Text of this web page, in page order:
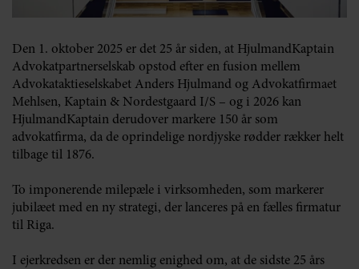
Den 1. oktober 2025 er det 25 år siden, at HjulmandKaptain
Advokatpartnerselskab opstod efter en fusion mellem
Advokataktieselskabet Anders Hjulmand og Advokatfirmaet
Mehlsen, Kaptain & Nordestgaard I/S – og i 2026 kan
HjulmandKaptain derudover markere 150 år som
advokatfirma, da de oprindelige nordjyske rødder rækker helt
tilbage til 1876.
To imponerende milepæle i virksomheden, som markerer
jubilæet med en ny strategi, der lanceres på en fælles firmatur
til Riga.
I ejerkredsen er der nemlig enighed om, at de sidste 25 års